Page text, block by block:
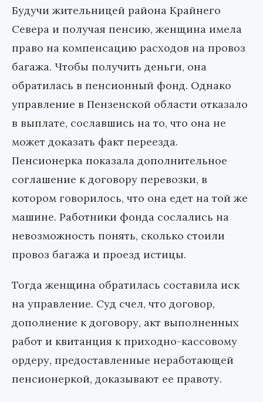
Будучи жительницей района Крайнего
Севера и получая пенсию, женщина имела
право на компенсацию расходов на провоз
багажа. Чтобы получить деньги, она
обратилась в пенсионный фонд. Однако
управление в Пензенской области отказало
в выплате, сославшись на то, что она не
может доказать факт переезда.
Пенсионерка показала дополнительное
соглашение к договору перевозки, в
котором говорилось, что она едет на той же
машине. Работники фонда сослались на
невозможность понять, сколько стоили
провоз багажа и проезд истицы.
Тогда женщина обратилась составила иск
на управление. Суд счел, что договор,
дополнение к договору, акт выполненных
работ и квитанция к приходно-кассовому
ордеру, предоставленные неработающей
пенсионеркой, доказывают ее правоту.